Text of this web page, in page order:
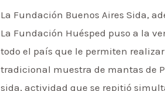
La Fundación Buenos Aires Sida,
La Fundación Huésped puso a la
todo el país que le permiten
tradicional muestra de mantas de
sida, actividad que se repitió